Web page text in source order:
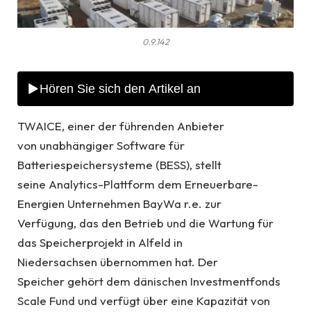
0.9.142
TWAICE, einer der führenden Anbieter
von unabhängiger Software für
Batteriespeichersysteme (BESS), stellt
seine Analytics-Plattform dem Erneuerbare-
Energien Unternehmen BayWa r.e. zur
Verfügung, das den Betrieb und die Wartung für
das Speicherprojekt in Alfeld in
Niedersachsen übernommen hat. Der
Speicher gehört dem dänischen Investmentfonds
Scale Fund und verfügt über eine Kapazität von